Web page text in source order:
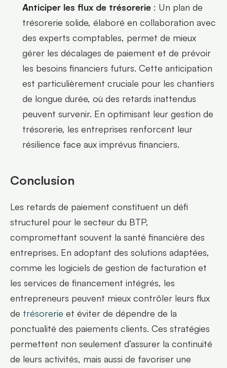
Anticiper les flux de trésorerie : Un plan de
trésorerie solide, élaboré en collaboration avec
des experts comptables, permet de mieux
gérer les décalages de paiement et de prévoir
les besoins financiers futurs. Cette anticipation
est particulièrement cruciale pour les chantiers
de longue durée, où des retards inattendus
peuvent survenir. En optimisant leur gestion de
trésorerie, les entreprises renforcent leur
résilience face aux imprévus financiers.
Conclusion
Les retards de paiement constituent un défi
structurel pour le secteur du BTP,
compromettant souvent la santé financière des
entreprises. En adoptant des solutions adaptées,
comme les logiciels de gestion de facturation et
les services de financement intégrés, les
entrepreneurs peuvent mieux contrôler leurs flux
de trésorerie et éviter de dépendre de la
ponctualité des paiements clients. Ces stratégies
permettent non seulement d’assurer la continuité
de leurs activités, mais aussi de favoriser une